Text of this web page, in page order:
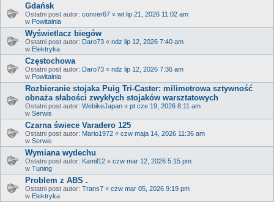
Gdańsk
Ostatni post autor: conver67 « wt lip 21, 2026 11:02 am
w Powitalnia
Wyświetlacz biegów
Ostatni post autor: Daro73 « ndz lip 12, 2026 7:40 am
w Elektryka
Częstochowa
Ostatni post autor: Daro73 « ndz lip 12, 2026 7:36 am
w Powitalnia
Rozbieranie stojaka Puig Tri-Caster: milimetrowa sztywność
obnaża słabości zwykłych stojaków warsztatowych
Ostatni post autor: WebikeJapan « pt cze 19, 2026 8:11 am
w Serwis
Czarna świece Varadero 125
Ostatni post autor: Mario1972 « czw maja 14, 2026 11:36 am
w Serwis
Wymiana wydechu
Ostatni post autor: Kamil12 « czw mar 12, 2026 5:15 pm
w Tuning
Problem z ABS .
Ostatni post autor: Trans7 « czw mar 05, 2026 9:19 pm
w Elektryka